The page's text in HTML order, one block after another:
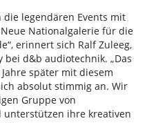
legendären Events mit
Nationalgalerie für die
erinnert sich Ralf Zuleeg,
bei d&b audiotechnik. „Das
später mit diesem
absolut stimmig an. Wir
Gruppe von
ihre kreativen